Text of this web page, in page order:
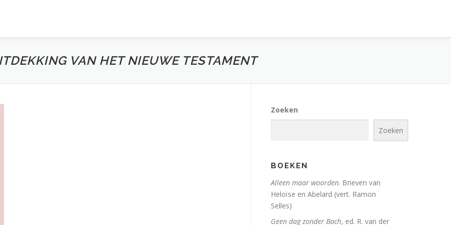
A Theme and Variations
VAN HET NIEUWE TESTAMENT
Zoeken
Zoeken
BOEKEN
Alleen maar woorden. Brieven van
Heloïse en Abelard (vert. Ramon
Selles)
Geen dag zonder Bach, ed. R. van der